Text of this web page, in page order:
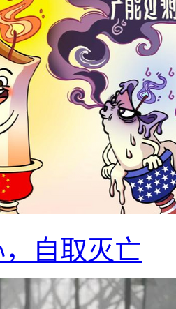
自取灭亡